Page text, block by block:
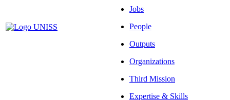
Jobs
People
Outputs
Organizations
Third Mission
Expertise & Skills